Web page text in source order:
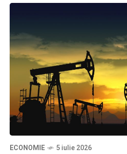
ECONOMIE 5 iulie 2026